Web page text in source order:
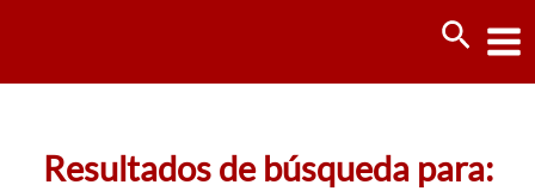
Resultados de búsqueda para: